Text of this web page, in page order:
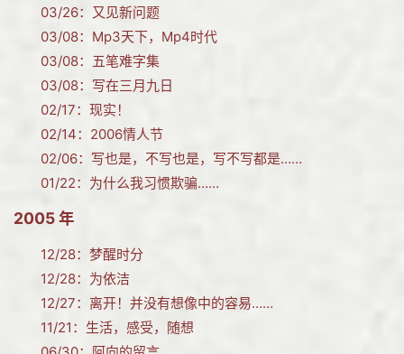
03/26： 又见新问题
03/08： Mp3天下，Mp4时代
03/08： 五笔难字集
03/08： 写在三月九日
02/17： 现实！
02/14： 2006情人节
02/06： 写也是，不写也是，写不写都是……
01/22： 为什么我习惯欺骗……
2005 年
12/28： 梦醒时分
12/28： 为依洁
12/27： 离开！并没有想像中的容易……
11/21： 生活，感受，随想